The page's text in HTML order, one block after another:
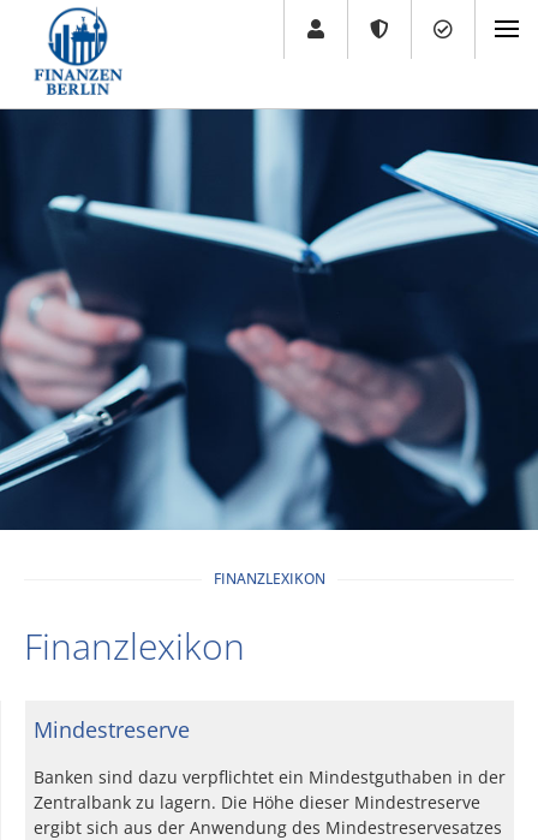
FINANZLEXIKON
Finanzlexikon
Mindestreserve
Banken sind dazu verpflichtet ein Mindestguthaben in der
Zentralbank zu lagern. Die Höhe dieser Mindestreserve
ergibt sich aus der Anwendung des Mindestreservesatzes